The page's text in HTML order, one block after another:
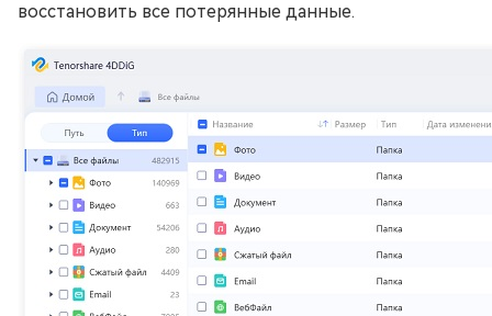
восстановить все потерянные данные.